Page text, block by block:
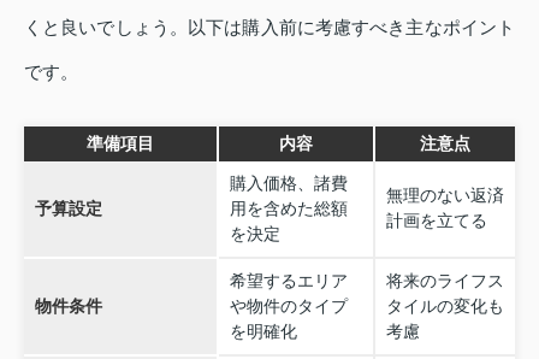
くと良いでしょう。以下は購入前に考慮すべき主なポイント
です。
準備項目 内容 注意点
予算設定
購入価格、諸費
用を含めた総額
を決定
無理のない返済
計画を立てる
物件条件
希望するエリア
や物件のタイプ
を明確化
将来のライフス
タイルの変化も
考慮